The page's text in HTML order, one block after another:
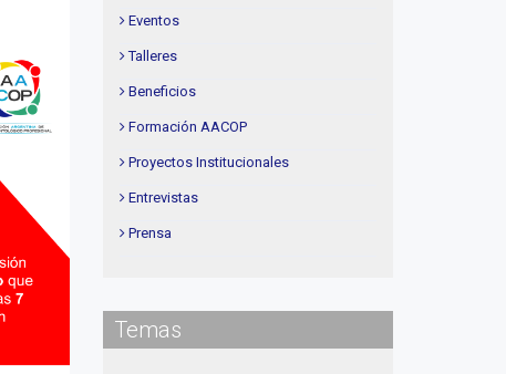
Eventos
Talleres
Beneficios
Formación AACOP
Proyectos Institucionales
Entrevistas
Prensa
Contenidos de Interés
Temas